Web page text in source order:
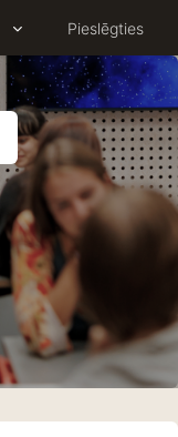
Pieslēgties